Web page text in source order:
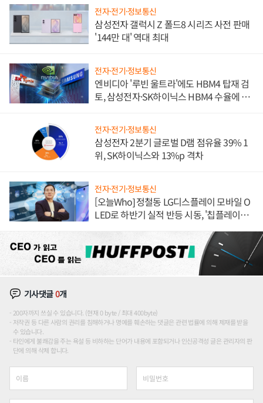
전자·전기·정보통신
삼성전자 갤럭시 Z 폴드8 시리즈 사전 판매
'144만 대' 역대 최대
전자·전기·정보통신
엔비디아 '루빈 울트라'에도 HBM4 탑재 검
토, 삼성전자·SK하이닉스 HBM4 수율에 주
전자·전기·정보통신
삼성전자 2분기 글로벌 D램 점유율 39% 1
위, SK하이닉스와 13%p 격차
전자·전기·정보통신
[오늘Who] 정철동 LG디스플레이 모바일 O
LED로 하반기 실적 반등 시동, '칩플레이
기사댓글0개
200자까지 쓰실 수 있습니다. (현재 0 byte / 최대 400byte)
저작권 등 다른 사람의 권리를 침해하거나 명예를 훼손하는 댓글은 관련 법률에 의해 제재를 받을
수 있습니다.
타인에게 불쾌감을 주는 욕설 등 비하하는 단어가 내용에 포함되거나 인신공격성 글은 관리자의 판
단에 의해 삭제 합니다.